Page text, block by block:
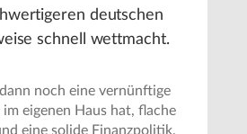
deutschen
schnell wettmacht.
noch eine vernünftige
eigenen Haus hat, flache
eine solide Finanzpolitik,